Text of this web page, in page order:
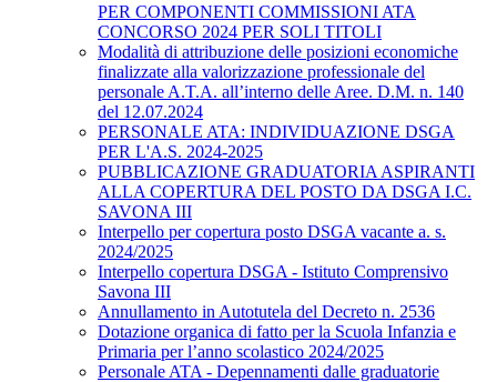
PER COMPONENTI COMMISSIONI ATA
CONCORSO 2024 PER SOLI TITOLI
Modalità di attribuzione delle posizioni economiche
finalizzate alla valorizzazione professionale del
personale A.T.A. all’interno delle Aree. D.M. n. 140
del 12.07.2024
PERSONALE ATA: INDIVIDUAZIONE DSGA
PER L'A.S. 2024-2025
PUBBLICAZIONE GRADUATORIA ASPIRANTI
ALLA COPERTURA DEL POSTO DA DSGA I.C.
SAVONA III
Interpello per copertura posto DSGA vacante a. s.
2024/2025
Interpello copertura DSGA - Istituto Comprensivo
Savona III
Annullamento in Autotutela del Decreto n. 2536
Dotazione organica di fatto per la Scuola Infanzia e
Primaria per l’anno scolastico 2024/2025
Personale ATA - Depennamenti dalle graduatorie